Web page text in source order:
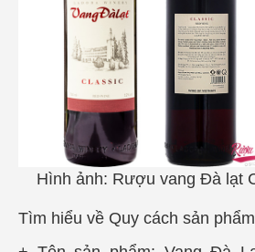
Hình ảnh: Rượu vang Đà lạt
Tìm hiểu về Quy cách sản phẩm